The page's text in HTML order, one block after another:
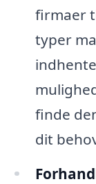
firmaer
typer
finde
dit